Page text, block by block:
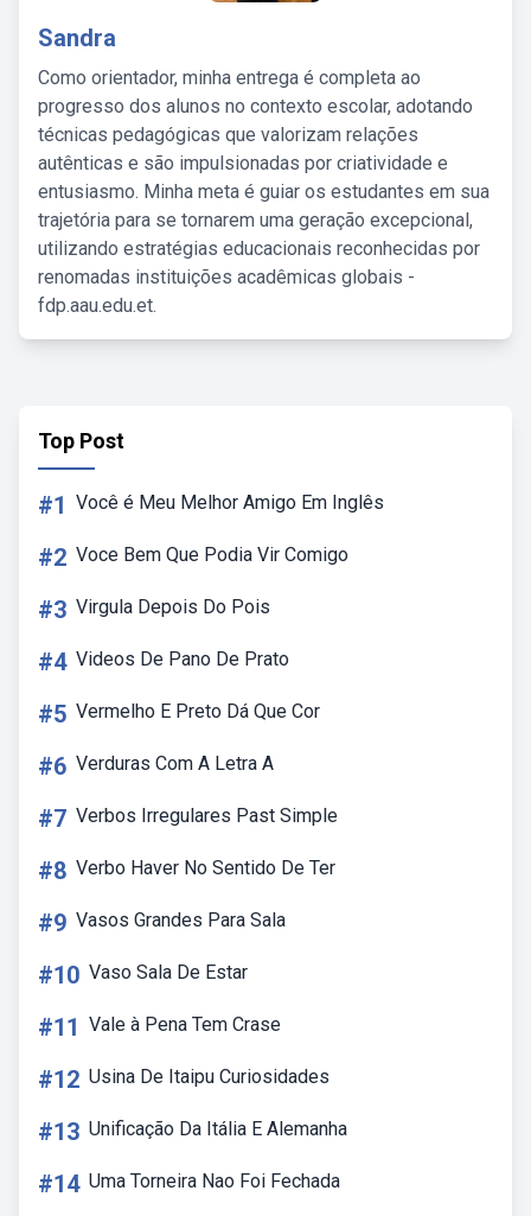
Sandra
Como orientador, minha entrega é completa ao
progresso dos alunos no contexto escolar, adotando
técnicas pedagógicas que valorizam relações
autênticas e são impulsionadas por criatividade e
entusiasmo. Minha meta é guiar os estudantes em sua
trajetória para se tornarem uma geração excepcional,
utilizando estratégias educacionais reconhecidas por
renomadas instituições acadêmicas globais -
fdp.aau.edu.et.
Top Post
#1 Você é Meu Melhor Amigo Em Inglês
#2 Voce Bem Que Podia Vir Comigo
#3 Virgula Depois Do Pois
#4 Videos De Pano De Prato
#5 Vermelho E Preto Dá Que Cor
#6 Verduras Com A Letra A
#7 Verbos Irregulares Past Simple
#8 Verbo Haver No Sentido De Ter
#9 Vasos Grandes Para Sala
#10 Vaso Sala De Estar
#11 Vale à Pena Tem Crase
#12 Usina De Itaipu Curiosidades
#13 Unificação Da Itália E Alemanha
#14 Uma Torneira Nao Foi Fechada